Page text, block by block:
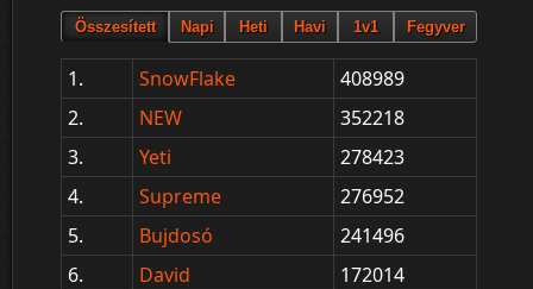
1. SnowFlake
408989
2.
NEW
352218
3.
Yeti
278423
4.
Supreme
276952
5.
Bujdosó
241496
6.
David
172014